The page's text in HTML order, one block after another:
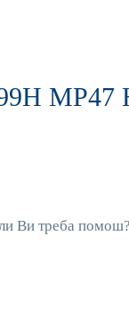
MP47
Ви треба